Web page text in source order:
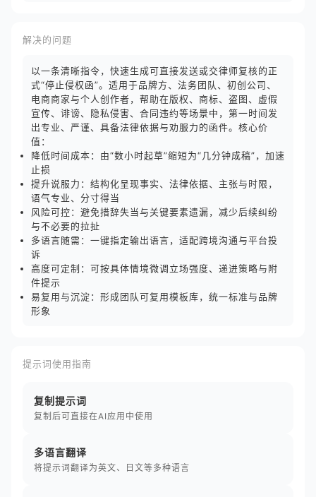
解决的问题
以一条清晰指令，快速生成可直接发送或交律师复核的正
式“停止侵权函”。适用于品牌方、法务团队、初创公司、
电商商家与个人创作者，帮助在版权、商标、盗图、虚假
宣传、诽谤、隐私侵害、合同违约等场景中，第一时间发
出专业、严谨、具备法律依据与劝服力的函件。核心价
值：
降低时间成本：由“数小时起草”缩短为“几分钟成稿”，加速
止损
提升说服力：结构化呈现事实、法律依据、主张与时限，
语气专业、分寸得当
风险可控：避免措辞失当与关键要素遗漏，减少后续纠纷
与不必要的拉扯
多语言随需：一键指定输出语言，适配跨境沟通与平台投
诉
高度可定制：可按具体情境微调立场强度、递进策略与附
件提示
易复用与沉淀：形成团队可复用模板库，统一标准与品牌
形象
提示词使用指南
复制提示词
复制后可直接在AI应用中使用
多语言翻译
将提示词翻译为英文、日文等多种语言